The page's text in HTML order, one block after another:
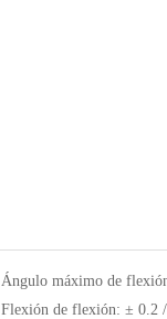
Ángulo máximo de
Flexión de flexión: ± 0.2